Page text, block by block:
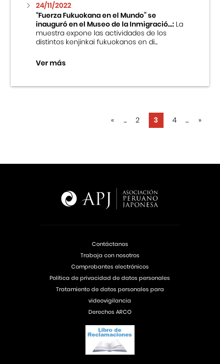
24/11/2022
“Fuerza Fukuokana en el Mundo” se
inauguró en el Museo de la Inmigració...:La
muestra expone las actividades de los
distintos kenjinkai fukuokanos en di...
Ver más
« ... 2 3 4 ... »
Contáctanos
Trabaja con nosotros
Comprobantes electrónicos
Política de privacidad de datos personales
Tratamiento de datos personales para
videovigilancia
Derechos ARCO